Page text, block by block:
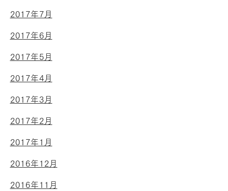
2017年7月
2017年6月
2017年5月
2017年4月
2017年3月
2017年2月
2017年1月
2016年12月
2016年11月